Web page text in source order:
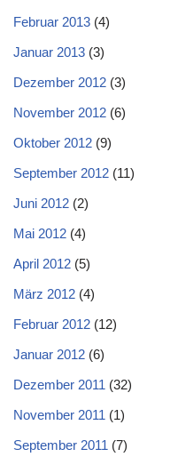
Februar 2013 (4)
Januar 2013 (3)
Dezember 2012 (3)
November 2012 (6)
Oktober 2012 (9)
September 2012 (11)
Juni 2012 (2)
Mai 2012 (4)
April 2012 (5)
März 2012 (4)
Februar 2012 (12)
Januar 2012 (6)
Dezember 2011 (32)
November 2011 (1)
September 2011 (7)